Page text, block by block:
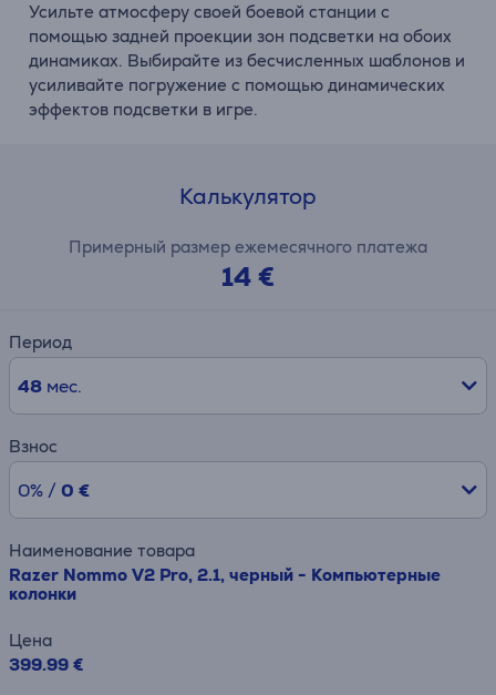
Усильте атмосферу своей боевой станции с
помощью задней проекции зон подсветки на обоих
динамиках. Выбирайте из бесчисленных шаблонов и
усиливайте погружение с помощью динамических
эффектов подсветки в игре.
Калькулятор
Примерный размер ежемесячного платежа
14 €
Период
48мес.
Взнос
0% / 0 €
Наименование товара
Razer Nommo V2 Pro, 2.1, черный - Компьютерные
колонки
Цена
399.99 €